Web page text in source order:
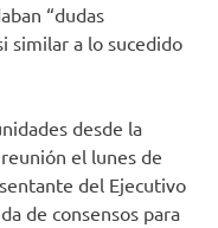
“dudas
similar a lo sucedido
desde la
el lunes de
del Ejecutivo
de consensos para